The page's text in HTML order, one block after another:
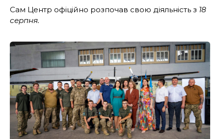
Сам Центр офіційно розпочав свою діяльність з 18
серпня.